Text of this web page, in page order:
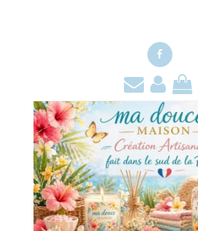
Facebook
Contact
Mon